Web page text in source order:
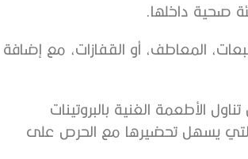
صحية داخلها.
المعاطف، أو القفازات، مع إضافة
الأطعمة الغنية بالبروتينات
التي يسهل تحضيرها مع الحرص على